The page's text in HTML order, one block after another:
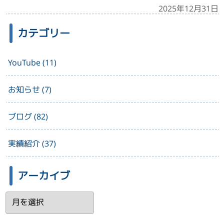
2025年12月31日
カテゴリー
YouTube (11)
お知らせ (7)
ブログ (82)
実績紹介 (37)
アーカイブ